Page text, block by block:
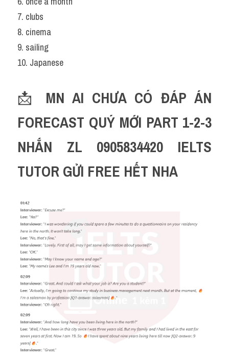
7. clubs
8. cinema
9. sailing
10. Japanese
📩 MN AI CHƯA CÓ ĐÁP ÁN
FORECAST QUÝ MỚI PART 1-2-3
NHẮN ZL 0905834420 IELTS
TUTOR GỬI FREE HẾT NHA